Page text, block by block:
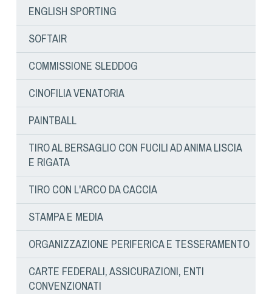
ENGLISH SPORTING
SOFTAIR
COMMISSIONE SLEDDOG
CINOFILIA VENATORIA
PAINTBALL
TIRO AL BERSAGLIO CON FUCILI AD ANIMA LISCIA
E RIGATA
TIRO CON L'ARCO DA CACCIA
STAMPA E MEDIA
ORGANIZZAZIONE PERIFERICA E TESSERAMENTO
CARTE FEDERALI, ASSICURAZIONI, ENTI
CONVENZIONATI